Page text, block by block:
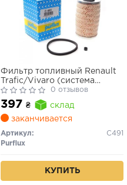
Фильтр топливный Renault
Trafic/Vivaro (система
Purflux - высота 120мм) 1.9-
3.0 TDI 02-
0 отзывов
397 ₴
склад
заканчивается
Артикул:
C491
Purflux
КУПИТЬ